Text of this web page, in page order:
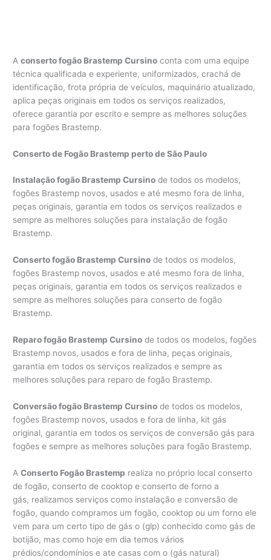
Aconserto fogão Brastemp Cursino conta com uma equipe
técnica qualificada e experiente, uniformizados, crachá de
identificação, frota própria de veículos, maquinário atualizado,
aplica peças originais em todos os serviços realizados,
oferece garantia por escrito e sempre as melhores soluções
para fogões Brastemp.
Conserto de Fogão Brastemp perto de São Paulo
Instalação fogão Brastemp Cursino de todos os modelos,
fogões Brastemp novos, usados e até mesmo fora de linha,
peças originais, garantia em todos os serviços realizados e
sempre as melhores soluções para instalação de fogão
Brastemp.
Conserto fogão Brastemp Cursino de todos os modelos,
fogões Brastemp novos, usados e até mesmo fora de linha,
peças originais, garantia em todos os serviços realizados e
sempre as melhores soluções para conserto de fogão
Brastemp.
Reparo fogão Brastemp Cursino de todos os modelos, fogões
Brastemp novos, usados e fora de linha, peças originais,
garantia em todos os serviços realizados e sempre as
melhores soluções para reparo de fogão Brastemp.
Conversão fogão Brastemp Cursino de todos os modelos,
fogões Brastemp novos, usados e fora de linha, kit gás
original, garantia em todos os serviços de conversão gás para
fogões e sempre as melhores soluções para fogão Brastemp.
AConserto Fogão Brastemp realiza no próprio local conserto
de fogão, conserto de cooktop e conserto de forno a
gás, realizamos serviços como instalação e conversão de
fogão, quando compramos um fogão, cooktop ou um forno ele
vem para um certo tipo de gás o (glp) conhecido como gás de
botijão, mas como hoje em dia temos vários
prédios/condomínios e ate casas com o (gás natural)